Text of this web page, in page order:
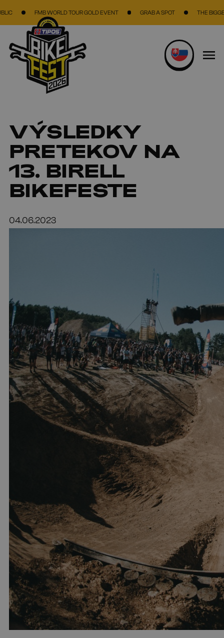
FMB WORLD TOUR GOLD EVENT GRAB A SPOT THE BIGGEST BIKE
VÝSLEDKY
PRETEKOV NA
13. BIRELL
BIKEFESTE
04.06.2023